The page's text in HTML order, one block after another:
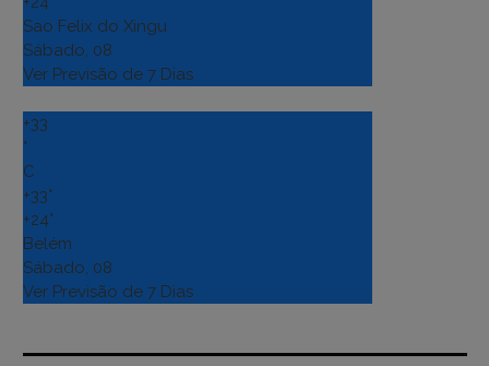
Sao Felix do Xingu
Sábado, 08
Ver Previsão de 7 Dias
+33
°
C
+33°
+24°
Belém
Sábado, 08
Ver Previsão de 7 Dias